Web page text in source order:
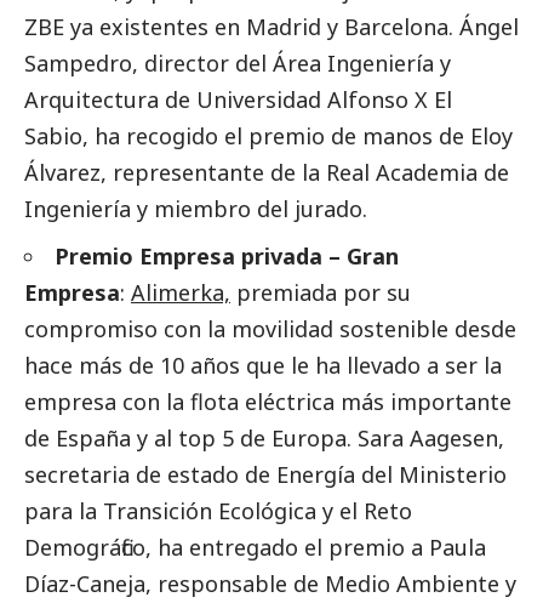
ZBE ya existentes en Madrid y Barcelona. Ángel
Sampedro, director del Área Ingeniería y
Arquitectura de Universidad Alfonso X El
Sabio, ha recogido el premio de manos de Eloy
Álvarez, representante de la Real Academia de
Ingeniería y miembro del jurado.
Premio Empresa privada – Gran
Empresa: Alimerka, premiada por su
compromiso con la movilidad sostenible desde
hace más de 10 años que le ha llevado a ser la
empresa con la flota eléctrica más importante
de España y al top 5 de Europa. Sara Aagesen,
secretaria de estado de Energía del Ministerio
para la Transición Ecológica y el Reto
Demográfico, ha entregado el premio a Paula
Díaz-Caneja, responsable de Medio Ambiente y